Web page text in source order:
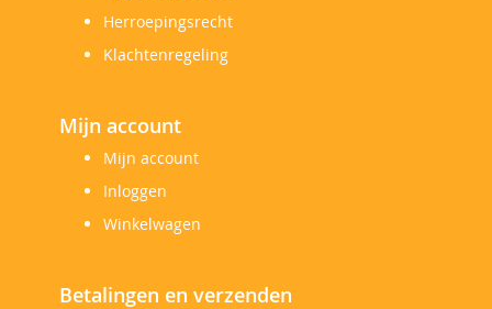
Herroepingsrecht
Klachtenregeling
Mijn account
Mijn account
Inloggen
Winkelwagen
Betalingen en verzenden